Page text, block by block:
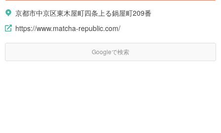
京都市中京区東木屋町四条上る鍋屋町209番
https://www.matcha-republic.com/
Googleで検索